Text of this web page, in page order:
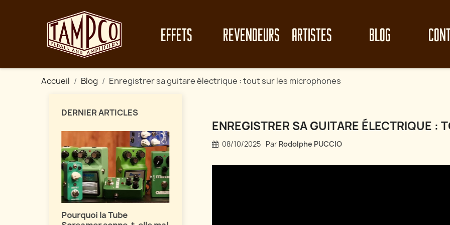
EFFETS REVENDEURS ARTISTES BLOG
Accueil Blog Enregistrer sa guitare électrique : tout sur les microphones
DERNIER ARTICLES
Pourquoi la Tube
ENREGISTRER SA GUITARE ÉLECTRIQUE :
08/10/2025 Par Rodolphe PUCCIO